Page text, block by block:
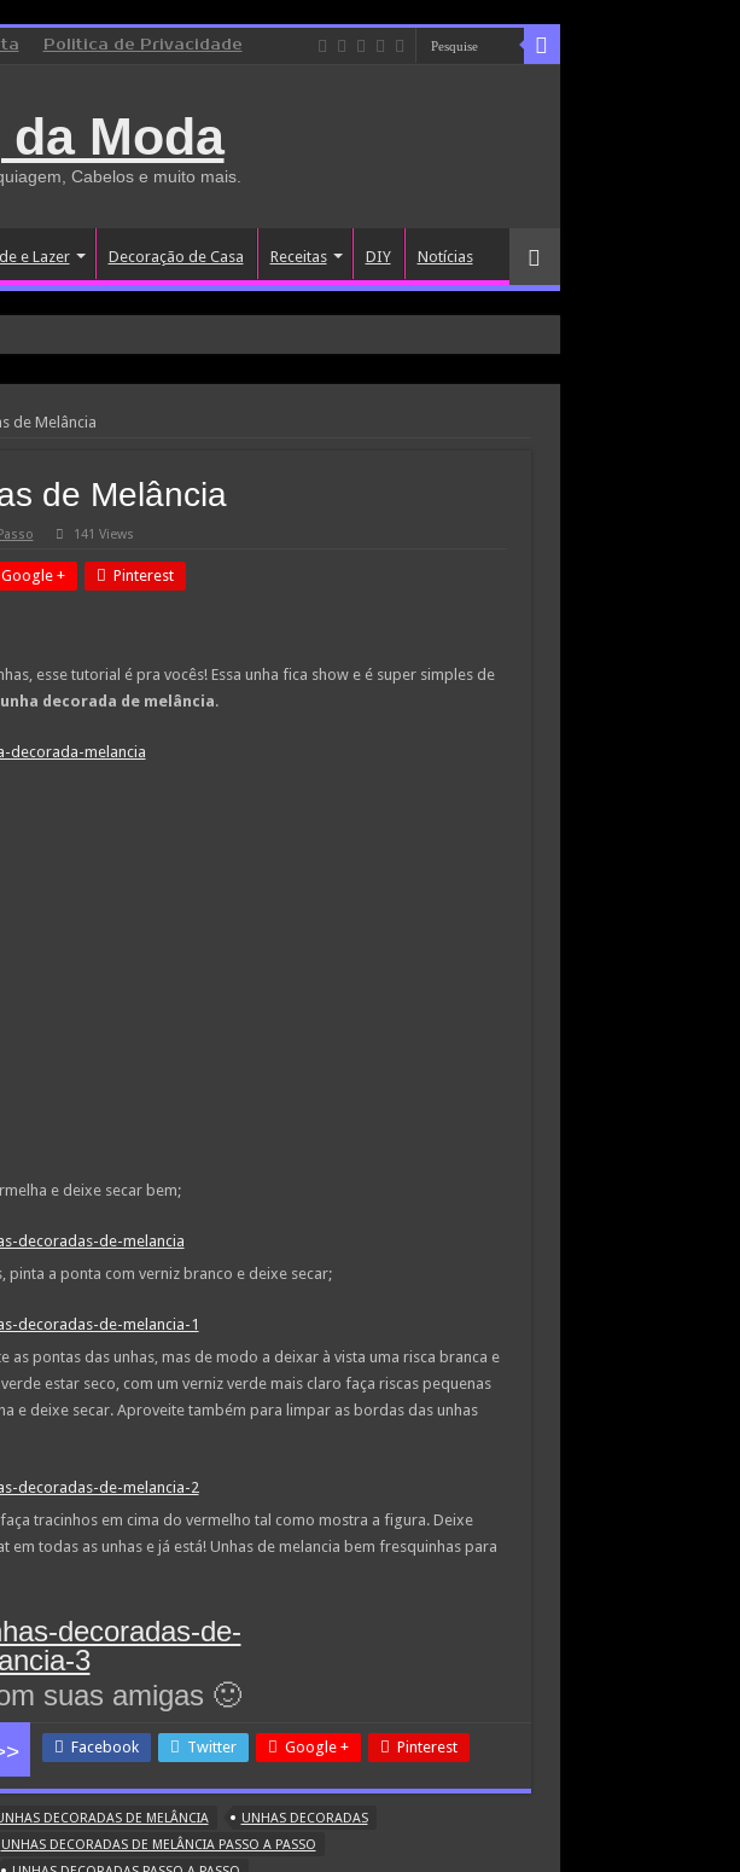
Politica de Privacidade
Moda
Cabelos e muito mais.
e Lazer Decoração de Casa Receitas DIY Notícias
de Melância
de Melância
141 Views
Google + Pinterest
esse tutorial é pra vocês! Essa unha fica show e é super simples de
unha decorada de melância.
e deixe secar bem;
pinta a ponta com verniz branco e deixe secar;
as pontas das unhas, mas de modo a deixar à vista uma risca branca e
estar seco, com um verniz verde mais claro faça riscas pequenas
e deixe secar. Aproveite também para limpar as bordas das unhas
tracinhos em cima do vermelho tal como mostra a figura. Deixe
em todas as unhas e já está! Unhas de melancia bem fresquinhas para
suas amigas 🙂
Facebook Twitter Google + Pinterest
DECORADAS DE MELÂNCIA
UNHAS DECORADAS
UNHAS DECORADAS DE MELÂNCIA PASSO A PASSO